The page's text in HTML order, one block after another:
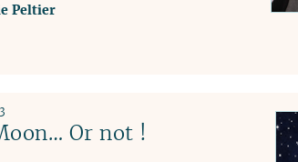
Peltier
Or not !